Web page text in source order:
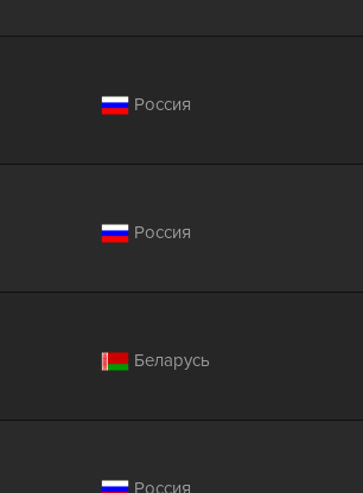
Россия
Россия
Беларусь
Россия